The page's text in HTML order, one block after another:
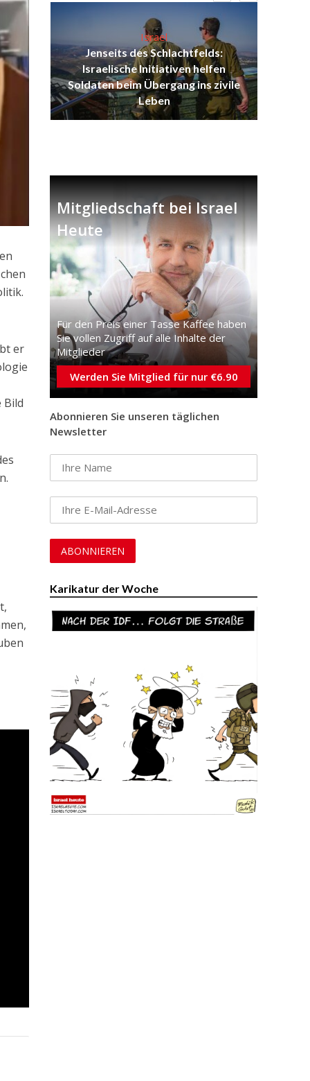
er
Bild
ist
Israel
Jenseits des Schlachtfelds:
Israelische Initiativen helfen
Soldaten beim Übergang ins zivile
Leben
Mitgliedschaft bei Israel
Heute
Für den Preis einer Tasse Kaffee haben
Sie vollen Zugriff auf alle Inhalte der
Mitglieder
Werden Sie Mitglied für nur €6.90
Abonnieren Sie unseren täglichen
Newsletter
Karikatur der Woche